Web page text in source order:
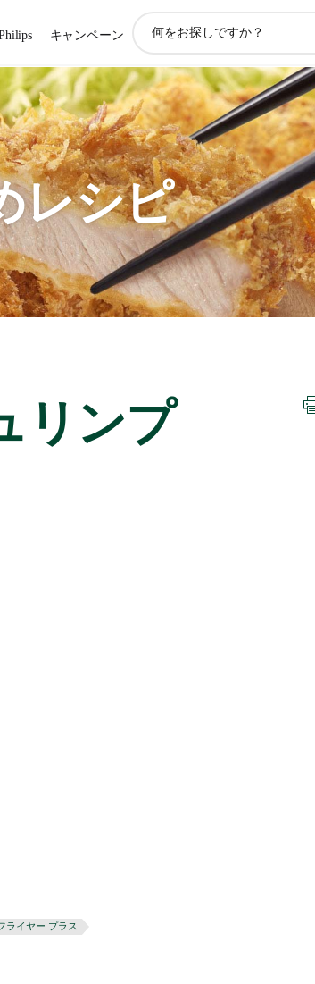
キャンペーン
ン
サ
ポ
ー
ト
検
索
レシピ
リンプ
ライヤー プラス